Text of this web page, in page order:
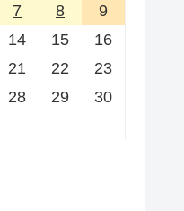
7 8
9
14 15
16
21 22
23
28 29
30